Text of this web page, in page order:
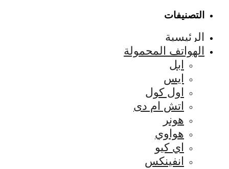
التصنيفات
الرئيسية
الهواتف المحمولة
ابل
ايس
اول كول
اتش ام دى
هونر
هواوي
اي كيو
انفينكس